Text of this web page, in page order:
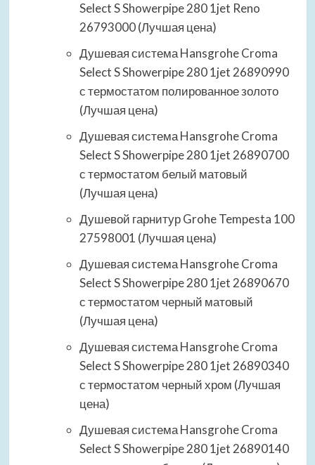
Select S Showerpipe 280 1jet Reno
26793000 (Лучшая цена)
Душевая система Hansgrohe Croma
Select S Showerpipe 280 1jet 26890990
с термостатом полированное золото
(Лучшая цена)
Душевая система Hansgrohe Croma
Select S Showerpipe 280 1jet 26890700
с термостатом белый матовый
(Лучшая цена)
Душевой гарнитур Grohe Tempesta 100
27598001 (Лучшая цена)
Душевая система Hansgrohe Croma
Select S Showerpipe 280 1jet 26890670
с термостатом черный матовый
(Лучшая цена)
Душевая система Hansgrohe Croma
Select S Showerpipe 280 1jet 26890340
с термостатом черный хром (Лучшая
цена)
Душевая система Hansgrohe Croma
Select S Showerpipe 280 1jet 26890140